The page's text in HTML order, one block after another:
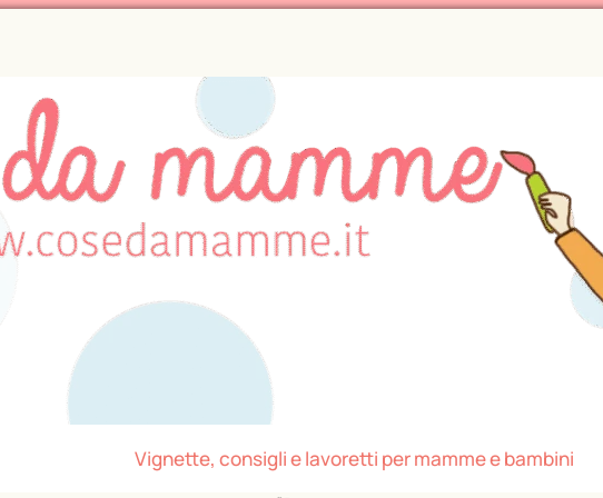
Vignette, consigli e lavoretti per mamme e bambini